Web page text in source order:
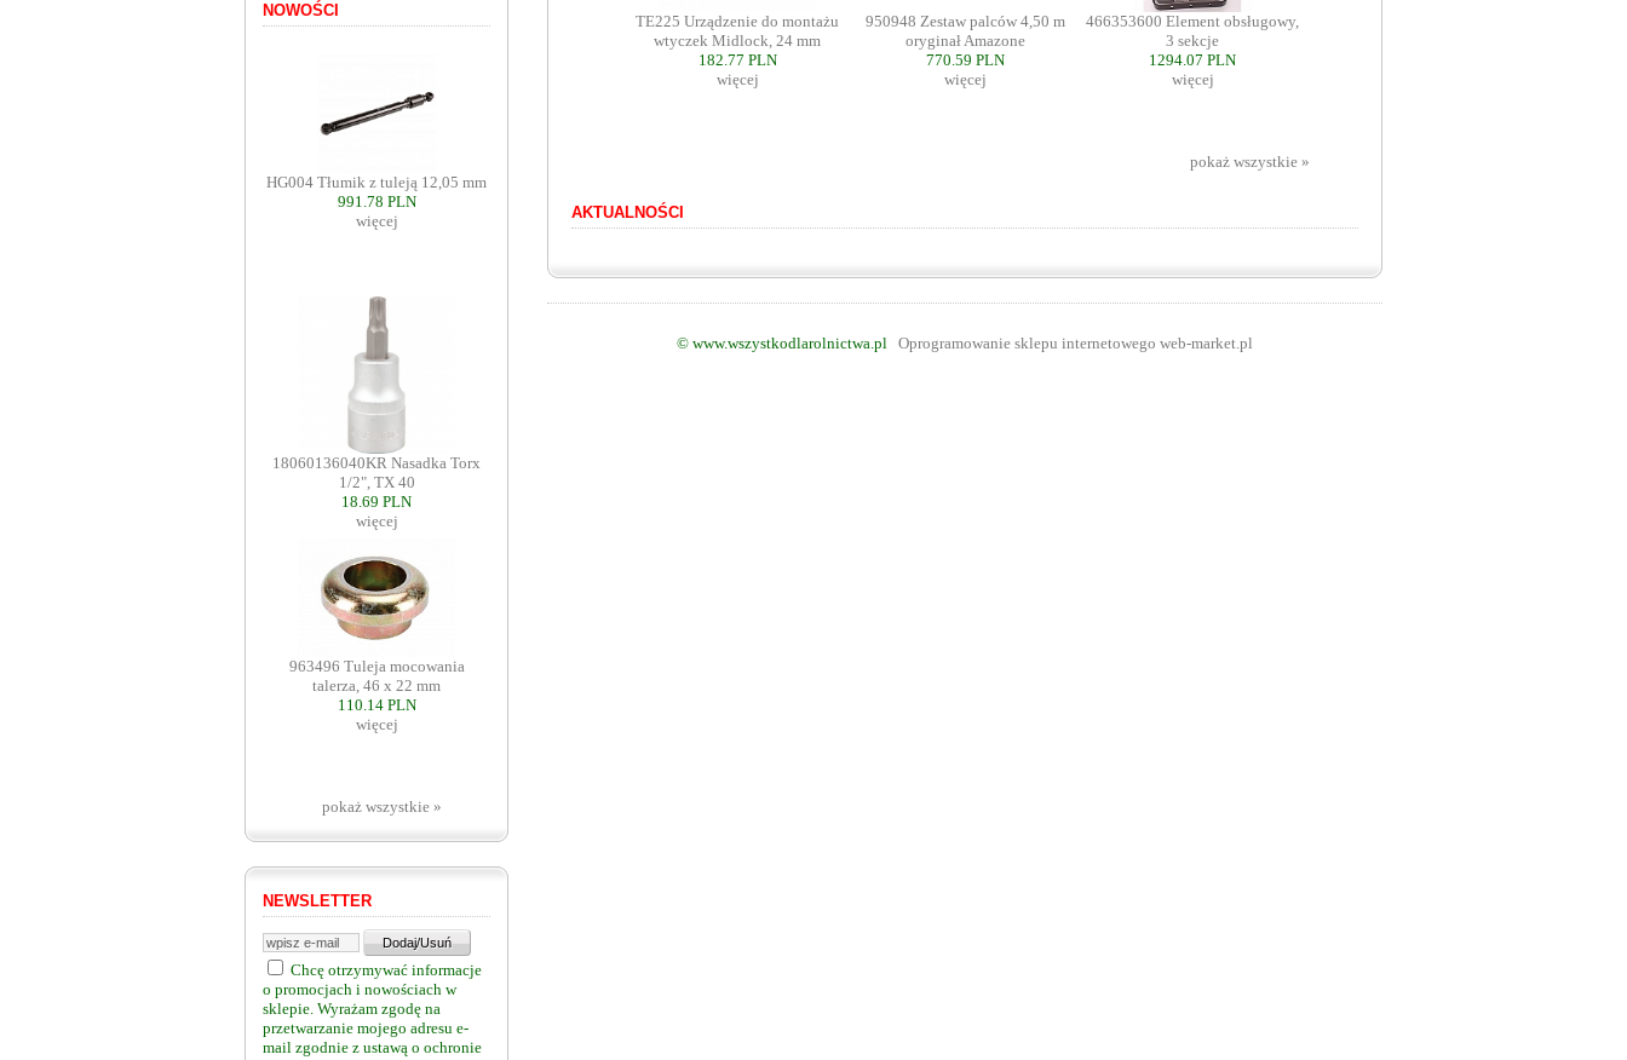
NOWOŚCI
HG004 Tłumik z tuleją 12,05 mm
991.78 PLN
więcej
18060136040KR Nasadka Torx
1/2", TX 40
18.69 PLN
więcej
963496 Tuleja mocowania
talerza, 46 x 22 mm
110.14 PLN
więcej
pokaż wszystkie »
NEWSLETTER
Chcę otrzymywać informacje
o promocjach i nowościach w
sklepie. Wyrażam zgodę na
przetwarzanie mojego adresu e-
mail zgodnie z ustawą o ochronie
TE225 Urządzenie do montażu
wtyczek Midlock, 24 mm
182.77 PLN
więcej
950948 Zestaw palców 4,50 m
oryginał Amazone
770.59 PLN
więcej
466353600 Element obsługowy,
3 sekcje
1294.07 PLN
więcej
pokaż wszystkie »
AKTUALNOŚCI
© www.wszystkodlarolnictwa.pl Oprogramowanie sklepu internetowego web-market.pl